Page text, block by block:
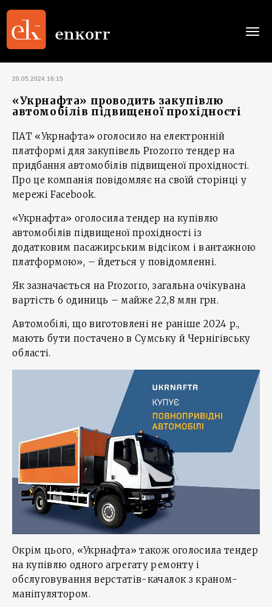
20.05.2024 16:15
«Укрнафта» проводить закупівлю
автомобілів підвищеної прохідності
ПАТ «Укрнафта» оголосило на електронній
платформі для закупівель Prozorro тендер на
придбання автомобілів підвищеної прохідності.
Про це компанія повідомляє на своїй сторінці у
мережі Facebook.
«Укрнафта» оголосила тендер на купівлю
автомобілів підвищеної прохідності із
додатковим пасажирським відсіком і вантажною
платформою», – йдеться у повідомленні.
Як зазначається на Prozorro, загальна очікувана
вартість 6 одиниць – майже 22,8 млн грн.
Автомобілі, що виготовлені не раніше 2024 р.,
мають бути постачено в Сумську й Чернігівську
області.
Окрім цього, «Укрнафта» також оголосила тендер
на купівлю одного агрегату ремонту і
обслуговування верстатів-качалок з краном-
маніпулятором.